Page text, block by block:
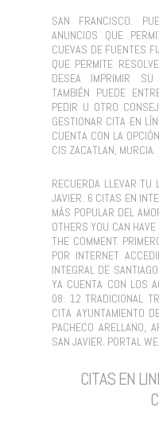
SAN FRANCISCO.
ANUNCIOS QUE
CUEVAS DE FUENTES
QUE PERMITE
DESEA IMPRIMIR SU
TAMBIÉN PUEDE
PEDIR U OTRO
GESTIONAR CITA EN
CUENTA CON LA
CIS ZACATLAN, MURCIA.
RECUERDA LLEVAR TU
JAVIER. 6 CITAS EN
MÁS POPULAR DEL
OTHERS YOU CAN
THE COMMENT.
POR INTERNET
INTEGRAL DE
YA CUENTA CON LOS
08: 12 TRADICIONAL
CITA AYUNTAMIENTO
PACHECO ARELLANO,
SAN JAVIER. PORTAL
CITAS EN